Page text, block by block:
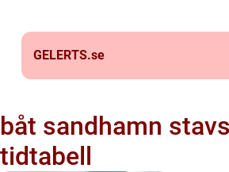
GELERTS.se
båt sandhamn
tidtabell